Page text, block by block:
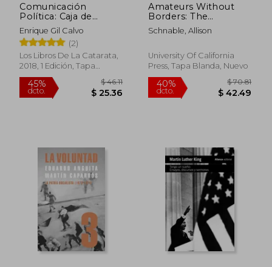
45%
dcto. $ 23.75
40%
dcto. $
Comunicación
Política: Caja de
Herramientas
Enrique Gil Calvo
(2)
Los Libros De La Catarata,
2018, 1 Edición, Tapa
Blanda, Nuevo
Amateurs Without
Borders: The
Aspirations and Limits
of Global
Inglés)
Schnable, Allison
University Of California
Press, Tapa Blanda, Nuevo